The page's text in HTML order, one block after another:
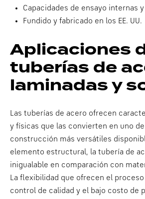
Capacidades de ensayo internas
Fundido y fabricado en los EE. UU.
Aplicaciones
tuberías de
laminadas y
Las tuberías de acero ofrecen
y físicas que las convierten en uno
construcción más versátiles
elemento estructural, la tubería de
inigualable en comparación con
La flexibilidad que ofrecen el
control de calidad y el bajo costo de